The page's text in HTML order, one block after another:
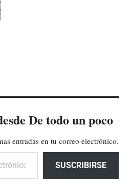
De todo un poco
entradas en tu correo electrónico.
SUSCRIBIRSE